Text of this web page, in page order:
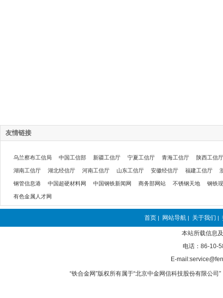
友情链接
乌兰察布工信局 中国工信部 新疆工信厅 宁夏工信厅 青海工信厅 陕西工信厅
湖南工信厅 湖北经信厅 河南工信厅 山东工信厅 安徽经信厅 福建工信厅
钢管信息港 中国超硬材料网 中国钢铁新闻网 商务部网站 不锈钢天地 钢铁
有色金属人才网
首页 | 网站导航 | 关于我们 |
本站所载信息
电话：86-10-
E-
“铁合金网”版权所有属于“北京中金网信科技股份有限公司